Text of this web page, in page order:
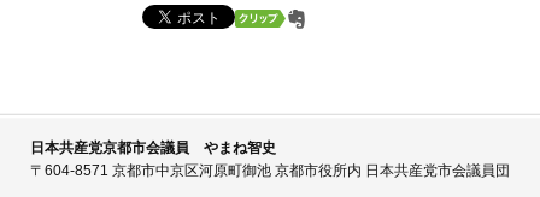
日本共産党京都市会議員 やまね智史
〒604-8571 京都市中京区河原町御池 京都市役所内 日本共産党市会議員団